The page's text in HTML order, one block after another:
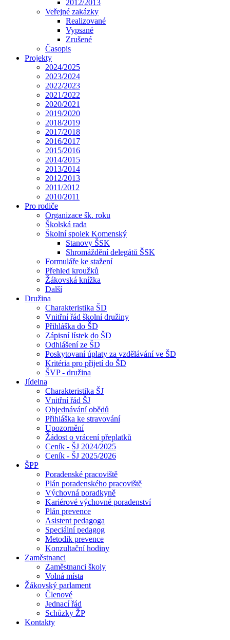
2012/2013
Veřejné zakázky
Realizované
Vypsané
Zrušené
Časopis
Projekty
2024/2025
2023/2024
2022/2023
2021/2022
2020/2021
2019/2020
2018/2019
2017/2018
2016/2017
2015/2016
2014/2015
2013/2014
2012/2013
2011/2012
2010/2011
Pro rodiče
Organizace šk. roku
Školská rada
Školní spolek Komenský
Stanovy ŠSK
Shromáždění delegátů ŠSK
Formuláře ke stažení
Přehled kroužků
Žákovská knížka
Další
Družina
Charakteristika ŠD
Vnitřní řád školní družiny
Přihláška do ŠD
Zápisní lístek do ŠD
Odhlášení ze ŠD
Poskytovaní úplaty za vzdělávání ve ŠD
Kritéria pro přijetí do ŠD
ŠVP - družina
Jídelna
Charakteristika ŠJ
Vnitřní řád ŠJ
Objednávání obědů
Přihláška ke stravování
Upozornění
Žádost o vrácení přeplatků
Ceník - ŠJ 2024/2025
Ceník - ŠJ 2025/2026
ŠPP
Poradenské pracoviště
Plán poradenského pracoviště
Výchovná poradkyně
Kariérové výchovné poradenství
Plán prevence
Asistent pedagoga
Speciální pedagog
Metodik prevence
Konzultační hodiny
Zaměstnanci
Zaměstnanci školy
Volná místa
Žákovský parlament
Členové
Jednací řád
Schůzky ŽP
Kontakty